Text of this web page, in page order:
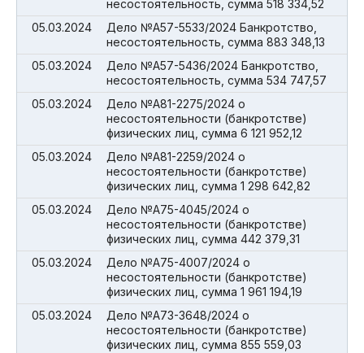
несостоятельность, сумма 518 334,52
05.03.2024
Дело №А57-5533/2024 Банкротство,
несостоятельность, сумма 883 348,13
05.03.2024
Дело №А57-5436/2024 Банкротство,
несостоятельность, сумма 534 747,57
05.03.2024
Дело №А81-2275/2024 о
несостоятельности (банкротстве)
физических лиц, сумма 6 121 952,12
05.03.2024
Дело №А81-2259/2024 о
несостоятельности (банкротстве)
физических лиц, сумма 1 298 642,82
05.03.2024
Дело №А75-4045/2024 о
несостоятельности (банкротстве)
физических лиц, сумма 442 379,31
05.03.2024
Дело №А75-4007/2024 о
несостоятельности (банкротстве)
физических лиц, сумма 1 961 194,19
05.03.2024
Дело №А73-3648/2024 о
несостоятельности (банкротстве)
физических лиц, сумма 855 559,03